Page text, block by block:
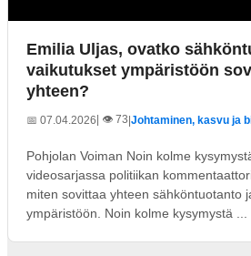
Emilia Uljas, ovatko
vaikutukset ympäristöön
yhteen?
📅 07.04.2026| 👁️ 73 Johtaminen, kasvu ja
Pohjolan Voiman Noin kolme
videosarjassa politiikan
miten sovittaa yhteen sähköntuotanto
ympäristöön. Noin kolme kysymystä ...